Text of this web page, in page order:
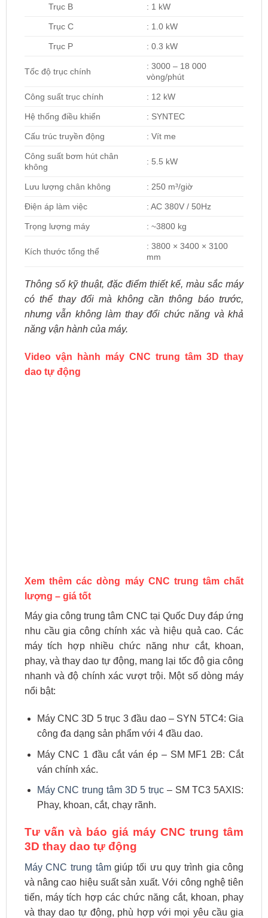
Trục B : 1 kW
Trục C : 1.0 kW
Trục P : 0.3 kW
Tốc độ trục chính
: 3000 – 18 000
vòng/phút
Công suất trục chính : 12 kW
Hệ thống điều khiển : SYNTEC
Cấu trúc truyền động : Vít me
Công suất bơm hút chân
không
: 5.5 kW
Lưu lượng chân không : 250 m³/giờ
Điện áp làm việc : AC 380V / 50Hz
Trọng lượng máy : ~3800 kg
Kích thước tổng thể
: 3800 × 3400 × 3100
mm
Thông số kỹ thuật, đặc điểm thiết kế, màu sắc máy
có thể thay đổi mà không cần thông báo trước,
nhưng vẫn không làm thay đổi chức năng và khả
năng vận hành của máy.
Video vận hành máy CNC trung tâm 3D thay
dao tự động
Xem thêm các dòng máy CNC trung tâm chất
lượng – giá tốt
Máy gia công trung tâm CNC tại Quốc Duy đáp ứng
nhu cầu gia công chính xác và hiệu quả cao. Các
máy tích hợp nhiều chức năng như cắt, khoan,
phay, và thay dao tự động, mang lại tốc độ gia công
nhanh và độ chính xác vượt trội. Một số dòng máy
nổi bật:
Máy CNC 3D 5 trục 3 đầu dao – SYN 5TC4: Gia
công đa dạng sản phẩm với 4 đầu dao.
Máy CNC 1 đầu cắt ván ép – SM MF1 2B: Cắt
ván chính xác.
Máy CNC trung tâm 3D 5 trục – SM TC3 5AXIS:
Phay, khoan, cắt, chạy rãnh.
Tư vấn và báo giá máy CNC trung tâm
3D thay dao tự động
Máy CNC trung tâmgiúp tối ưu quy trình gia công
và nâng cao hiệu suất sản xuất. Với công nghệ tiên
tiến, máy tích hợp các chức năng cắt, khoan, phay
và thay dao tự động, phù hợp với mọi yêu cầu gia